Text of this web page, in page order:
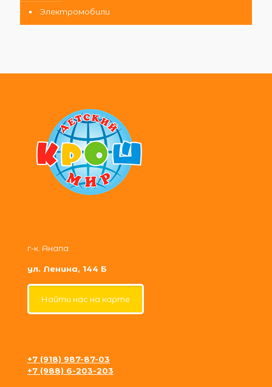
Электромобили
г-к. Анапа
ул. Ленина, 144 Б
Найти нас на карте
+7 (918) 987-87-03
+7 (988) 6-203-203